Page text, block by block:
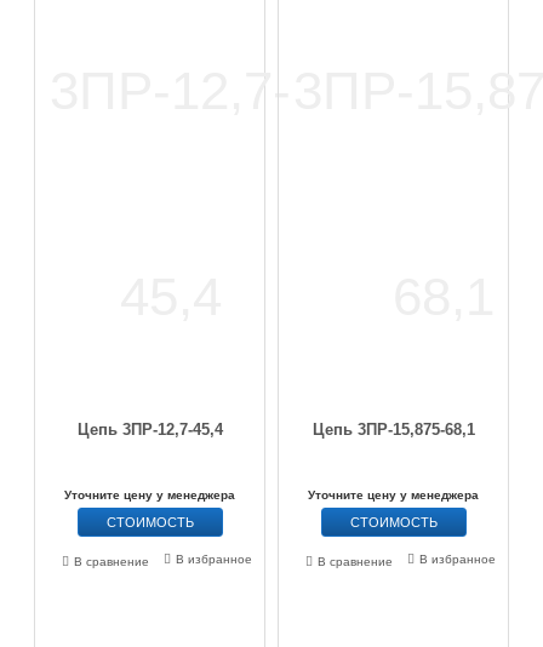
Цепь 3ПР-12,7-45,4
Уточните цену у менеджера
СТОИМОСТЬ
В избранное
В сравнение
Цепь 3ПР-15,875-68,1
Уточните цену у менеджера
СТОИМОСТЬ
В избранное
В сравнение